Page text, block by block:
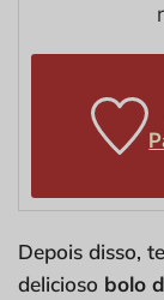
Depois disso,
delicioso bolo